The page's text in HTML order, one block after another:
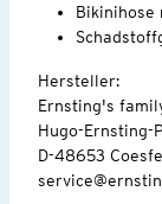
Bikinihose
Hersteller:
Ernsting's
Hugo-Ernsting-
D-48653